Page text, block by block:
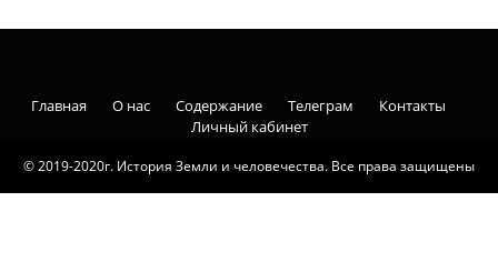
© 2019-2020г. История Земли и человечества. Все права защищены
Главная О нас Содержание Телеграм
Контакты
Личный кабинет